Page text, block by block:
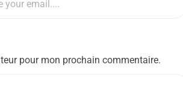
pour mon prochain commentaire.